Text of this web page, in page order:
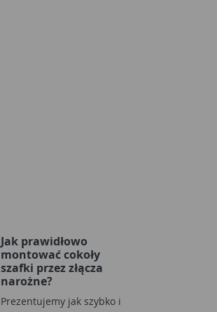
Jak prawidłowo
montować cokoły
szafki przez złącza
narożne?
Prezentujemy jak szybko i